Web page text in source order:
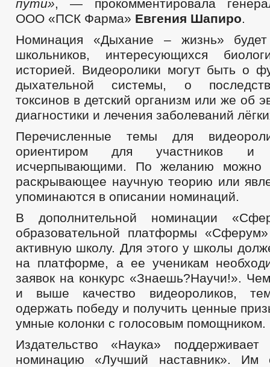
пути», — прокомментировала
ООО «ПСК Фарма» Евгения Шапиро.
Номинация «Дыхание – жизнь»
школьников, интересующихся
историей. Видеоролики могут быть о
дыхательной системы, о
токсинов в детский организм или же об
диагностики и лечения заболеваний
Перечисленные темы для
ориентиром для участников и
исчерпывающими. По желанию можно
раскрывающее научную теорию или
упоминаются в описании номинаций.
В дополнительной номинации
образовательной платформы
активную школу. Для этого у школы
на платформе, а ее ученикам
заявок на конкурс «Знаешь?Научи!».
и выше качество видеороликов,
одержать победу и получить ценные
умные колонки с голосовым помощником.
Издательство «Наука» поддерживает
номинацию «Лучший наставник». Им